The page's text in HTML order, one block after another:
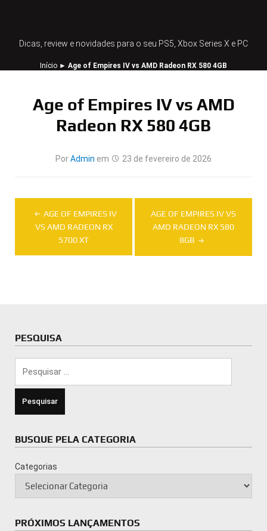
Dicas, review e novidades para o seu PS5, Xbox Series X e PC
Início ► Age of Empires IV vs AMD Radeon RX 580 4GB
Age of Empires IV vs AMD
Radeon RX 580 4GB
PorAdmin em 23 de fevereiro de 2026
Navegação
de
Post
AGE OF EMPIRES IV
VS AMD RADEON RX
5700 XT
AGE OF EMPIRES IV VS
AMD RADEON RX 580
8GB
PESQUISA
BUSQUE PELA CATEGORIA
Categorias
PRÓXIMOS LANÇAMENTOS